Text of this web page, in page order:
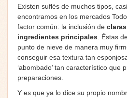
Existen suflés de muchos tipos,
encontramos en los mercados
factor común: la inclusión de
ingredientes principales . Éstas
punto de nieve de manera muy
conseguir esa textura tan
‘abombado’ tan característico que
preparaciones.
Y es que ya lo dice su propio